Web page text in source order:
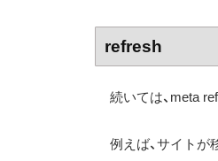
refresh
続いては、meta
例えば、サイトが